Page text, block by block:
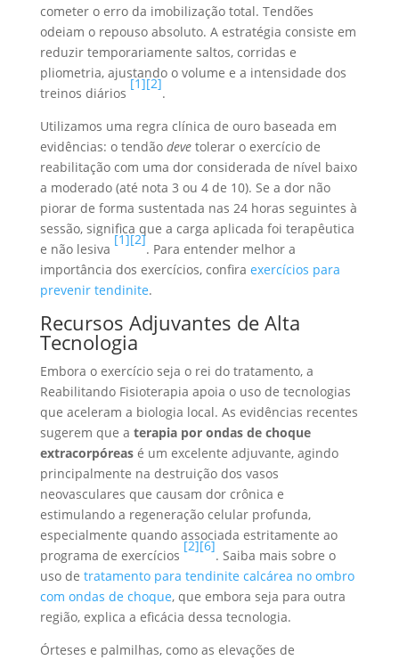
cometer o erro da imobilização total. Tendões
odeiam o repouso absoluto. A estratégia consiste em
reduzir temporariamente saltos, corridas e
pliometria, ajustando o volume e a intensidade dos
treinos diários
[1][2]
.
Utilizamos uma regra clínica de ouro baseada em
evidências: o tendão devetolerar o exercício de
reabilitação com uma dor considerada de nível baixo
a moderado (até nota 3 ou 4 de 10). Se a dor não
piorar de forma sustentada nas 24 horas seguintes à
sessão, significa que a carga aplicada foi terapêutica
e não lesiva
[1][2]
. Para entender melhor a
importância dos exercícios, confira exercícios para
prevenir tendinite.
Recursos Adjuvantes de Alta
Tecnologia
Embora o exercício seja o rei do tratamento, a
Reabilitando Fisioterapia apoia o uso de tecnologias
que aceleram a biologia local. As evidências recentes
sugerem que a terapia por ondas de choque
extracorpóreasé um excelente adjuvante, agindo
principalmente na destruição dos vasos
neovasculares que causam dor crônica e
estimulando a regeneração celular profunda,
especialmente quando associada estritamente ao
programa de exercícios
[2][6]
. Saiba mais sobre o
uso de tratamento para tendinite calcárea no ombro
com ondas de choque, que embora seja para outra
região, explica a eficácia dessa tecnologia.
Órteses e palmilhas, como as elevações de